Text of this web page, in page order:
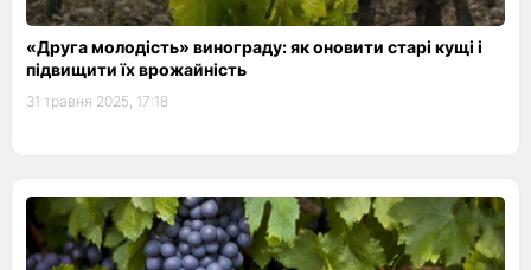
«Друга молодість» винограду: як оновити старі кущі і
підвищити їх врожайність
31 травня 2025, 17:18